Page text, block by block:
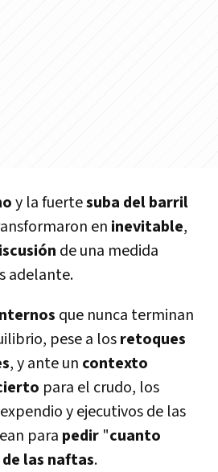
y la fuertesuba del barril
en inevitable,
de una medida
adelante.
que nunca terminan
pese a losretoques
, y ante un contexto
para el crudo, los
y ejecutivos de las
para pedir "cuanto
las naftas.